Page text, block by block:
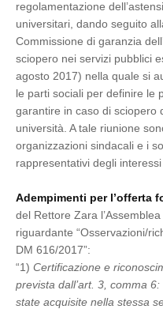
regolamentazione
universitari, dando seguito
Commissione di garanzia
sciopero nei servizi pubblici
agosto 2017) nella quale si
le parti sociali per definire le
garantire in caso di sciopero
università. A tale riunione
organizzazioni sindacali e i
rappresentativi degli
Adempimenti per l’offerta
del Rettore Zara
riguardante “Osservazioni/
DM 616/2017”:
“1) Certificazione e
prevista dall’art. 3, comma
state acquisite nella stessa